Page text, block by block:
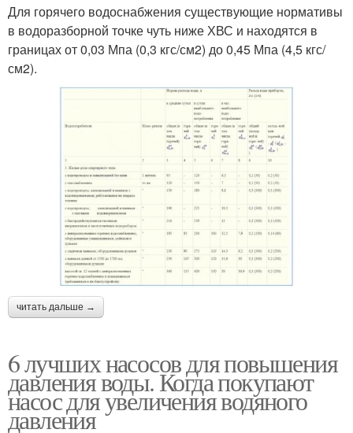
Для горячего водоснабжения существующие нормативы
в водоразборной точке чуть ниже ХВС и находятся в
границах от 0,03 Мпа (0,3 кгс/см2) до 0,45 Мпа (4,5 кгс/
см2).
читать дальше →
6 лучших насосов для повышения
давления воды. Когда покупают
насос для увеличения водяного
давления